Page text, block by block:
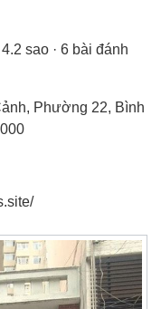
sao · 6 bài đánh
Phường 22, Bình